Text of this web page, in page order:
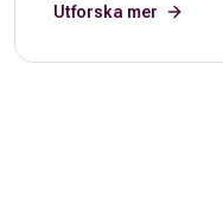
Utforska mer